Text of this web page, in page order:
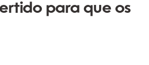
para que os